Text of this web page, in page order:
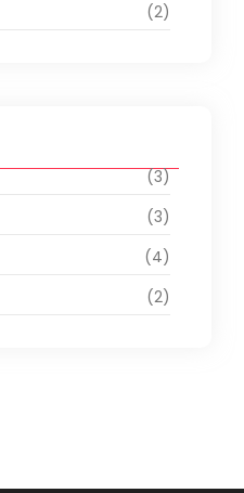
(2)
(3)
(3)
(4)
(2)